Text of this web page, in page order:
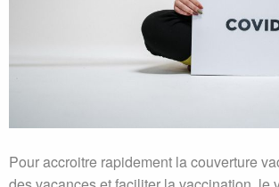
Pour accroitre rapidement la couverture